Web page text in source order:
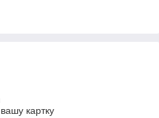
картку